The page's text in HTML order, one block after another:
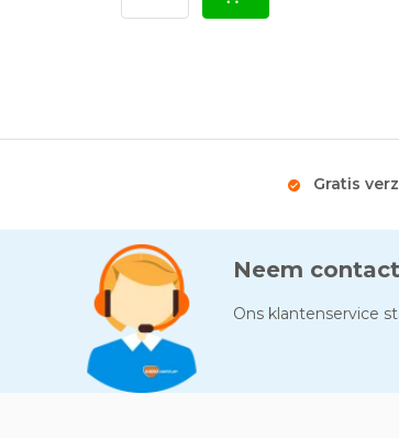
Gratis
Neem
Ons klantenservice